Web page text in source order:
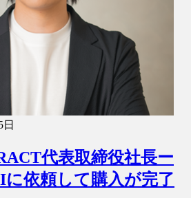
代表取締役社長ー
に依頼して購入が完了